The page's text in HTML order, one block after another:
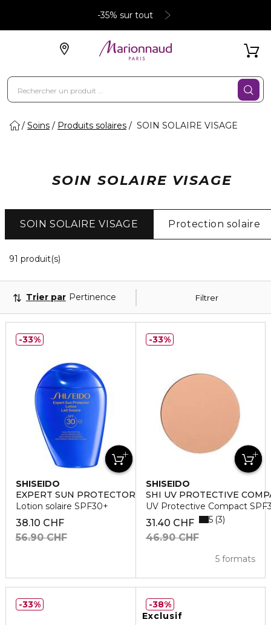
-35% sur tout
Soins Produits solaires SOIN SOLAIRE VISAGE
SOIN SOLAIRE VISAGE
SOIN SOLAIRE VISAGE Protection solaire
91 produit(s)
Filtrer
Trier par Pertinence
SHISEIDO
EXPERT SUN PROTECTOR LOTION
Lotion solaire SPF30+
38.10 CHF
56.90 CHF
33%
SHISEIDO
SHI UV PROTECTIVE
UV Protective Compact
31.40 CHF
46.90 CHF
5 formats
5 3
33%
33%
Exclusif
38%